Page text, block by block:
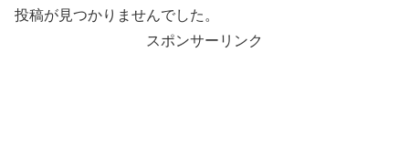
投稿が見つかりませんでした。
スポンサーリンク